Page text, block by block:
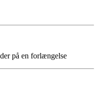
på en forlængelse